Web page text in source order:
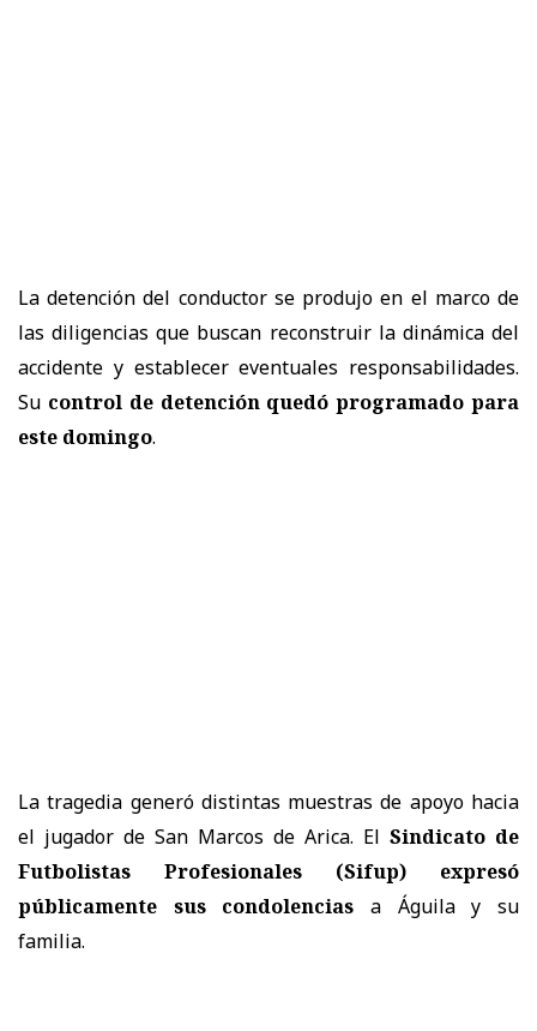
La detención del conductor se produjo en el marco de
las diligencias que buscan reconstruir la dinámica del
accidente y establecer eventuales responsabilidades.
Su control de detención quedó programado para
este domingo.
La tragedia generó distintas muestras de apoyo hacia
el jugador de San Marcos de Arica. El Sindicato de
Futbolistas Profesionales (Sifup) expresó
públicamente sus condolencias a Águila y su
familia.